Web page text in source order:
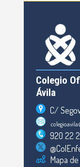
Colegio
Ávila
C/
920 22
Mapa